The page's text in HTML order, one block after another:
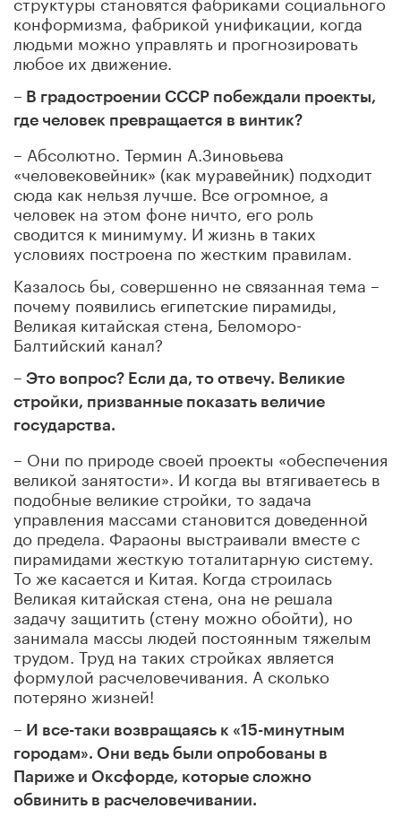
конформизма, фабрикой унификации, когда
людьми можно управлять и прогнозировать
любое их движение.
– В градостроении СССР побеждали проекты,
где человек превращается в винтик?
– Абсолютно. Термин А.Зиновьева
«человековейник» (как муравейник) подходит
сюда как нельзя лучше. Все огромное, а
человек на этом фоне ничто, его роль
сводится к минимуму. И жизнь в таких
условиях построена по жестким правилам.
Казалось бы, совершенно не связанная тема –
почему появились египетские пирамиды,
Великая китайская стена, Беломоро-
Балтийский канал?
– Это вопрос? Если да, то отвечу. Великие
стройки, призванные показать величие
государства.
– Они по природе своей проекты «обеспечения
великой занятости». И когда вы втягиваетесь в
подобные великие стройки, то задача
управления массами становится доведенной
до предела. Фараоны выстраивали вместе с
пирамидами жесткую тоталитарную систему.
То же касается и Китая. Когда строилась
Великая китайская стена, она не решала
задачу защитить (стену можно обойти), но
занимала массы людей постоянным тяжелым
трудом. Труд на таких стройках является
формулой расчеловечивания. А сколько
потеряно жизней!
– И все-таки возвращаясь к «15-минутным
городам». Они ведь были опробованы в
Париже и Оксфорде, которые сложно
обвинить в расчеловечивании.